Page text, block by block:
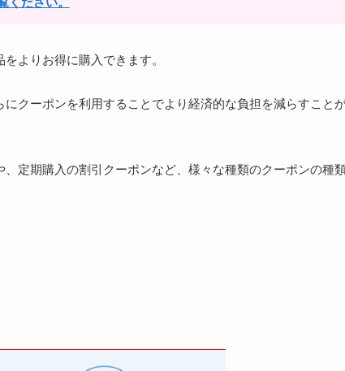
よりお得に購入できます。
クーポンを利用することでより経済的な負担を減らすこと
定期購入の割引クーポンなど、様々な種類のクーポンの種